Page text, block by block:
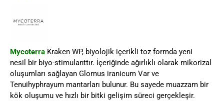
Mycoterra Kraken WP, biyolojik içerikli toz formda yeni
nesil bir biyo-stimulanttır. İçeriğinde ağırlıklı olarak mikorizal
oluşumları sağlayan Glomus iranicum Var ve
Tenuihyphrayum mantarları bulunur. Bu sayede muazzam bir
kök oluşumu ve hızlı bir bitki gelişim süreci gerçekleşir.